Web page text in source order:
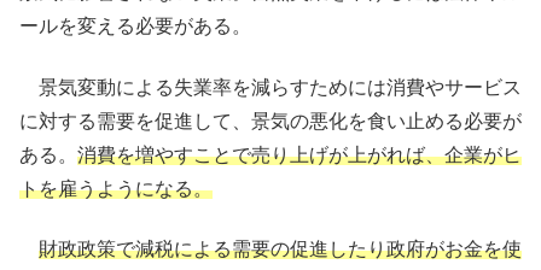
ールを変える必要がある。
景気変動による失業率を減らすためには消費やサービス
に対する需要を促進して、景気の悪化を食い止める必要が
ある。 消費を増やすことで売り上げが上がれば、企業がヒ
トを雇うようになる。
財政政策で減税による需要の促進したり政府がお金を使